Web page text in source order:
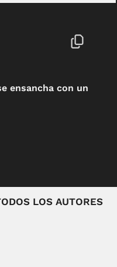
ensancha con un
LOS AUTORES